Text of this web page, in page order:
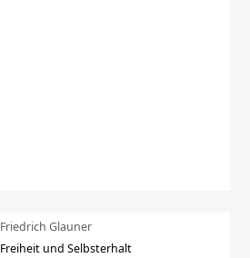
Friedrich Glauner
Freiheit und Selbsterhalt